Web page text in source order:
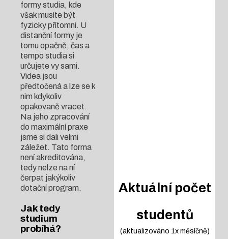
formy studia, kde
však musíte být
fyzicky přítomni. U
distanční formy je
tomu opačně, čas a
tempo studia si
určujete vy sami.
Videa jsou
předtočená a lze se k
nim kdykoliv
opakovaně vracet.
Na jeho zpracování
do maximální praxe
jsme si dali velmi
záležet. Tato forma
není akreditována,
tedy nelze na ní
čerpat jakýkoliv
dotační program.
Jak tedy
studium
probíhá?
Aktuální počet
studentů
(aktualizováno 1x měsíčně)